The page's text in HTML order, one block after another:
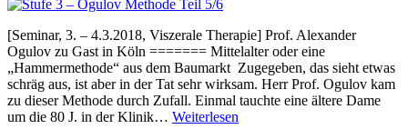
[Seminar, 3. – 4.3.2018, Viszerale Therapie] Prof. Alexander
Ogulov zu Gast in Köln ======= Mittelalter oder eine
„Hammermethode“ aus dem Baumarkt Zugegeben, das sieht etwas
schräg aus, ist aber in der Tat sehr wirksam. Herr Prof. Ogulov kam
zu dieser Methode durch Zufall. Einmal tauchte eine ältere Dame
um die 80 J. in der Klinik… Weiterlesen